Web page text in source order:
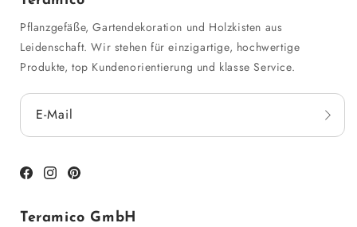
Pflanzgefäße, Gartendekoration und Holzkisten aus
Leidenschaft. Wir stehen für einzigartige, hochwertige
Produkte, top Kundenorientierung und klasse Service.
E-Mail
Facebook
InstagramPinterest
Teramico GmbH